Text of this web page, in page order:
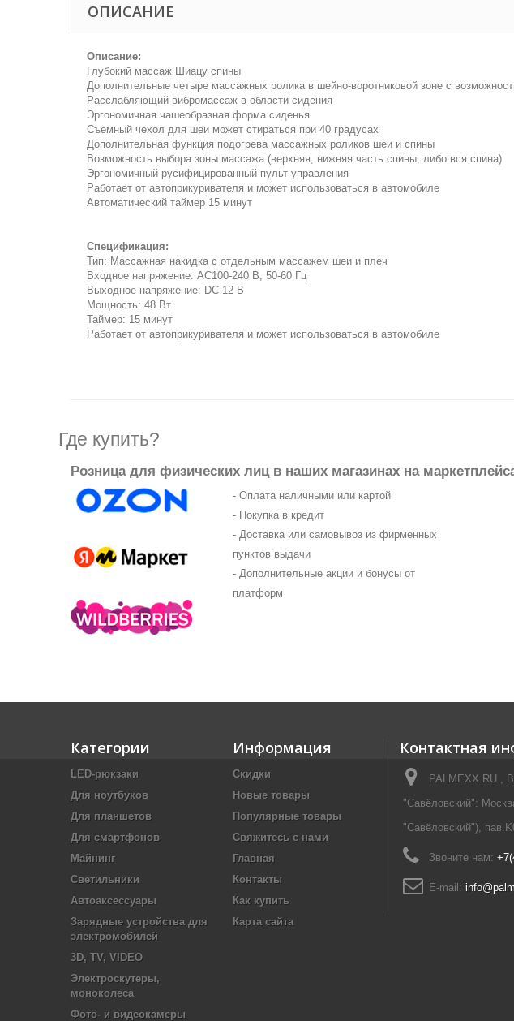
ОПИСАНИЕ
Описание:
Глубокий массаж Шиацу спины
Дополнительные четыре массажных ролика в шейно-воротниковой зоне с
Расслабляющий вибромассаж в области сидения
Эргономичная чашеобразная форма сиденья
Съемный чехол для шеи может стираться при 40 градусах
Дополнительная функция подогрева массажных роликов шеи и спины
Возможность выбора зоны массажа (верхняя, нижняя часть спины, либо вся спина)
Эргономичный русифицированный пульт управления
Работает от автоприкуривателя и может использоваться в автомобиле
Автоматический таймер 15 минут
Спецификация:
Тип: Массажная накидка с отдельным массажем шеи и плеч
Входное напряжение: AC100-240 В, 50-60 Гц
Выходное напряжение: DC 12 В
Мощность: 48 Вт
Таймер: 15 минут
Работает от автоприкуривателя и может использоваться в автомобиле
Где купить?
Розница для физических лиц в наших магазинах на
- Оплата наличными или картой
- Покупка в кредит
- Доставка или самовывоз из фирменных
пунктов выдачи
- Дополнительные акции и бонусы от
платформ
Категории
LED-рюкзаки
Для ноутбуков
Для планшетов
Для смартфонов
Майнинг
Светильники
Автоаксессуары
Зарядные устройства для
электромобилей
3D, TV, VIDEO
Электроскутеры,
моноколеса
Фото- и видеокамеры
Информация
Скидки
Новые товары
Популярные товары
Свяжитесь с нами
Главная
Контакты
Как купить
Карта сайта
Контактная
PALMEXX.RU ,
"Савёловский":
"Савёловский"),
Звоните нам:
E-mail: